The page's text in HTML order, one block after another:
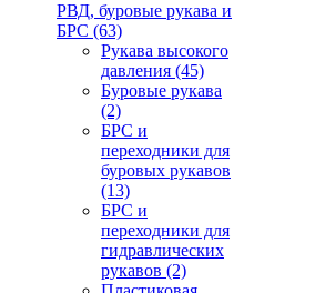
РВД, буровые рукава и
БРС (63)
Рукава высокого
давления (45)
Буровые рукава
(2)
БРС и
переходники для
буровых рукавов
(13)
БРС и
переходники для
гидравлических
рукавов (2)